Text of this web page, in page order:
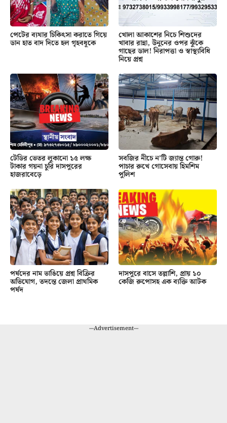
পেটের ব্যথার চিকিৎসা করাতে গিয়ে
ডান হাত বাদ দিতে হল গৃহবধূকে
খোলা আকাশের নিচে শিশুদের
খাবার রান্না, উনুনের ওপর ঝুঁকে
গাছের ডাল! নিরাপত্তা ও স্বাস্থ্যবিধি
নিয়ে প্রশ্ন
টেডির ভেতর লুকানো ১৫ লক্ষ
টাকার গয়না চুরি দাসপুরের
হাজরাবেড়ে
সবজির নীচে ন’টি জ্যান্ত গোরু!
পাচার রুখে গোসেবায় হিমশিম
পুলিশ
পর্ষদের নাম ভাঙিয়ে প্রশ্ন বিক্রির
অভিযোগ, তদন্তে জেলা প্রাথমিক
পর্ষদ
দাসপুরে বাসে তল্লাশি, প্রায় ১০
কেজি রুপোসহ এক ব্যক্তি আটক
---Advertisement---